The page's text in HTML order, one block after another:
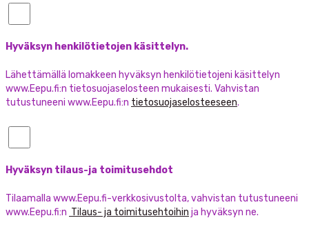
Hyväksyn henkilötietojen käsittelyn.
Lähettämällä lomakkeen hyväksyn henkilötietojeni käsittelyn
www.Eepu.fi:n tietosuojaselosteen mukaisesti. Vahvistan
tutustuneeni www.Eepu.fi:n tietosuojaselosteeseen.
Hyväksyn tilaus-ja toimitusehdot
Tilaamalla www.Eepu.fi-verkkosivustolta, vahvistan tutustuneeni
www.Eepu.fi:n Tilaus- ja toimitusehtoihin ja hyväksyn ne.